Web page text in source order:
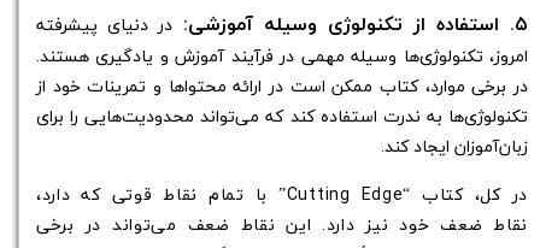
۵. استفاده از تکنولوژی وسیله آموزشی:
در دنیای پیشرفته
امروز، تکنولوژی‌ها وسیله مهمی در فرآیند آموزش و یادگیری هستند.
در برخی موارد، کتاب ممکن است در ارائه محتواها و تمرینات خود از
تکنولوژی‌ها به ندرت استفاده کند که می‌تواند محدودیت‌هایی را برای
زبان‌آموزان ایجاد کند.
در کل، کتاب “Cutting Edge” با تمام نقاط قوتی که دارد،
نقاط ضعف خود نیز دارد. این نقاط ضعف می‌تواند در برخی